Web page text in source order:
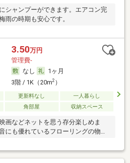
シャンプーができます。エアコン完
雨の時期も安心です。
3.50万円
管理費-
なし
1ヶ月
3階 / 1K（20m2）
更新料なし
一人暮らし
角部屋 収納スペース
画などネットを思う存分楽しめま
にも優れているフローリングの物件